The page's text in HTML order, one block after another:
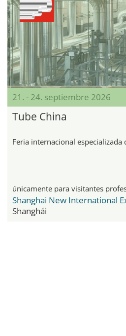
21. - 24. septiembre 2026
Tube China
Feria internacional especializada
únicamente para visitantes
Shanghái